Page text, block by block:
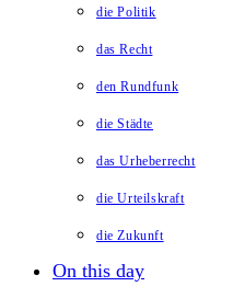
die Politik
das Recht
den Rundfunk
die Städte
das Urheberrecht
die Urteilskraft
die Zukunft
On this day